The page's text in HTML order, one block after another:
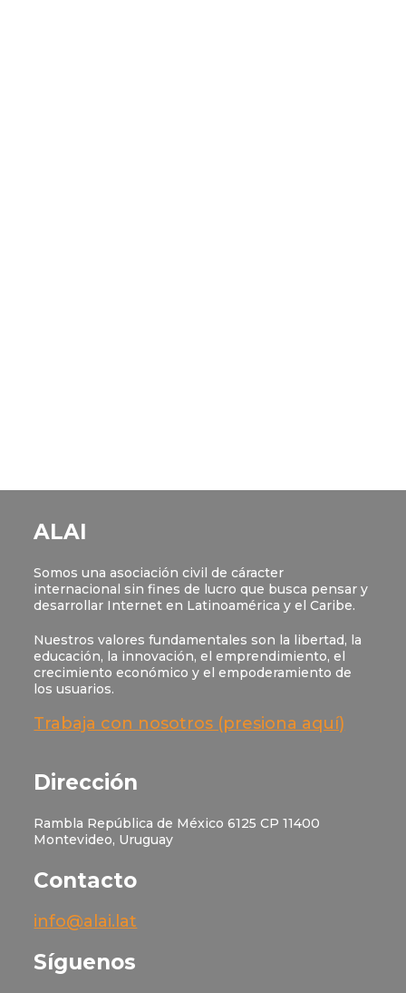
ALAI
Somos una asociación civil de cáracter
internacional sin fines de lucro que busca pensar y
desarrollar Internet en Latinoamérica y el Caribe.
Nuestros valores fundamentales son la libertad, la
educación, la innovación, el emprendimiento, el
crecimiento económico y el empoderamiento de
los usuarios.
Trabaja con nosotros (presiona aquí)
Dirección
Rambla República de México 6125 CP 11400
Montevideo, Uruguay
Contacto
info@alai.lat
Síguenos